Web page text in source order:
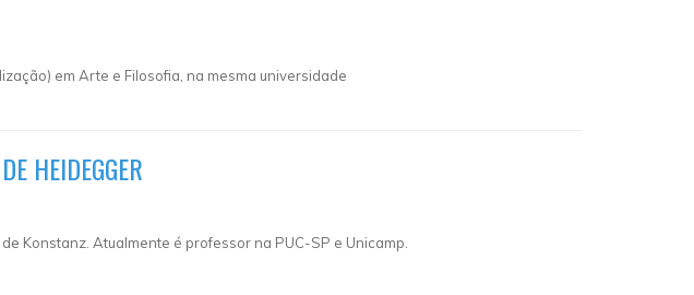
em Arte e Filosofia, na mesma universidade
HEIDEGGER
Konstanz. Atualmente é professor na PUC-SP e Unicamp.